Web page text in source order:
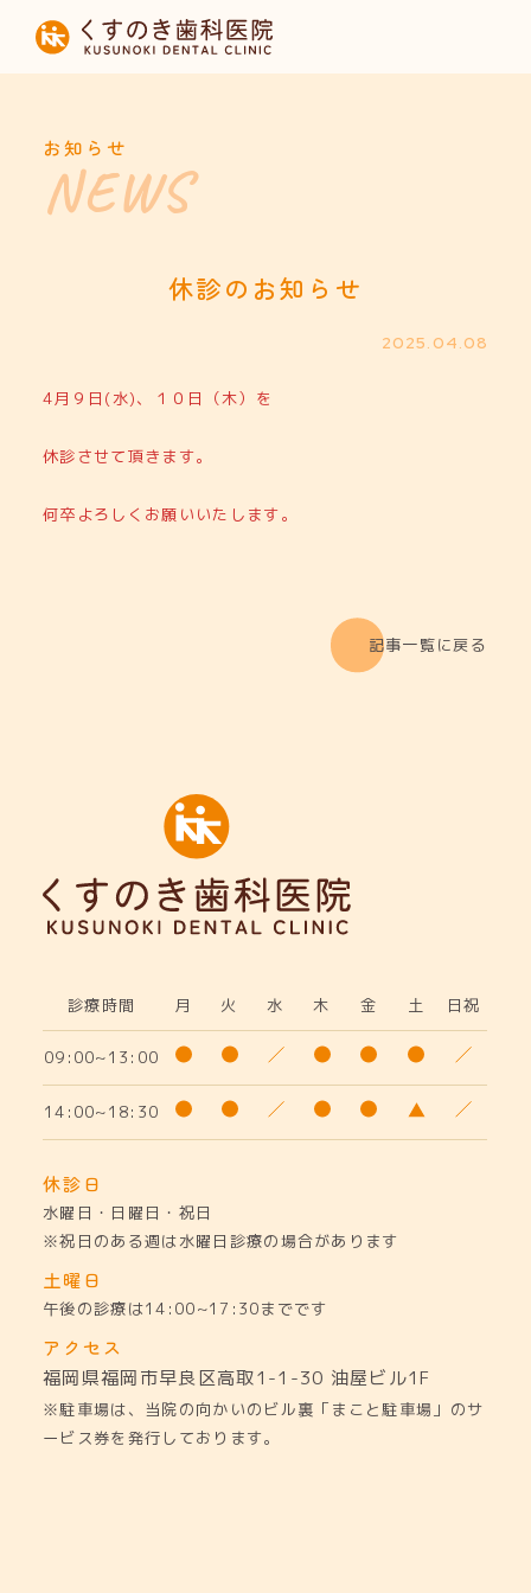
HOME
診療内容
お知らせ
お知らせ
休診のお知らせ
2025.04.08
4月９日(水)、１０日（木）を
休診させて頂きます。
何卒よろしくお願いいたします。
記事一覧に戻る
診療時間 月 火 水 木 金 土 日祝
09:00~13:00
14:00~18:30
休診日
水曜日・日曜日・祝日
※祝日のある週は水曜日診療の場合があります
土曜日
午後の診療は14:00~17:30までです
アクセス
福岡県福岡市早良区高取1-1-30 油屋ビル1F
※駐車場は、当院の向かいのビル裏「まこと駐車場」のサ
ービス券を発行しております。